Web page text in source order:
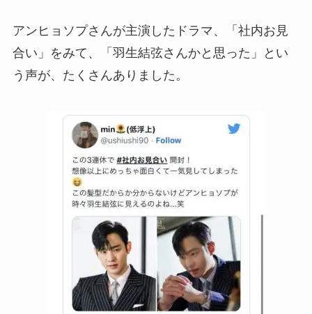
アンヒョソプさんが主演したドラマ、「社内お見
合い」をみて、「羽生結弦さんかと思った」とい
う声が、たくさんありました。